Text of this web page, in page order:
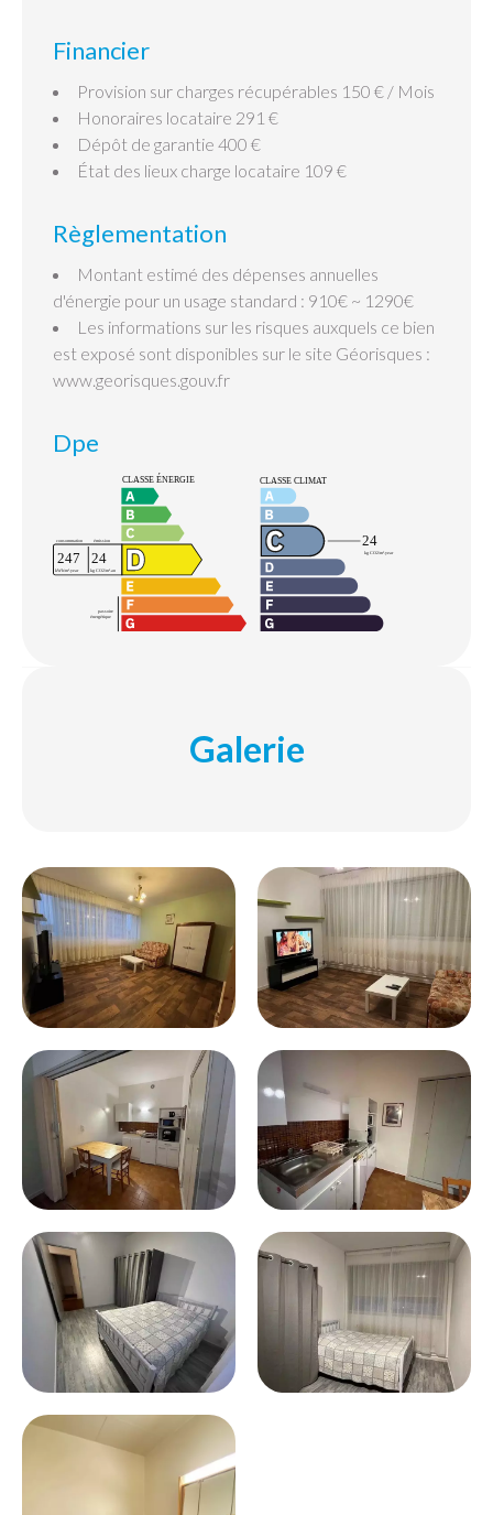
Financier
Provision sur charges récupérables 150 € / Mois
Honoraires locataire 291 €
Dépôt de garantie 400 €
État des lieux charge locataire 109 €
Règlementation
Montant estimé des dépenses annuelles
d'énergie pour un usage standard : 910€ ~ 1290€
Les informations sur les risques auxquels ce bien
est exposé sont disponibles sur le site Géorisques :
www.georisques.gouv.fr
Dpe
Galerie